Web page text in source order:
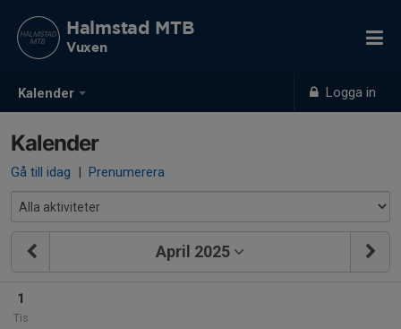
Kalender Logga in
Halmstad MTB
Vuxen
Kalender
Gå till idag | Prenumerera
April 2025
1
Tis